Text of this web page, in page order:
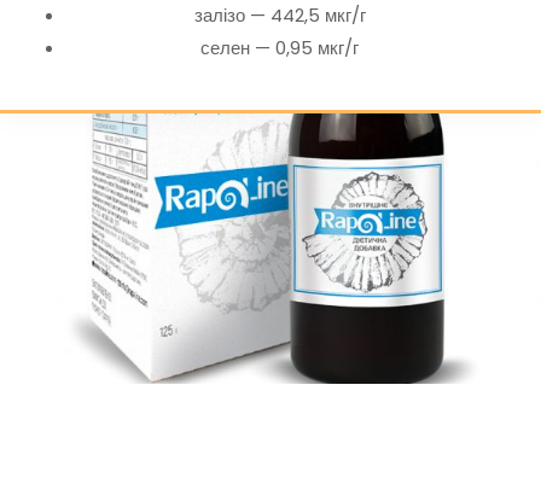
залізо — 442,5 мкг/г
селен — 0,95 мкг/г